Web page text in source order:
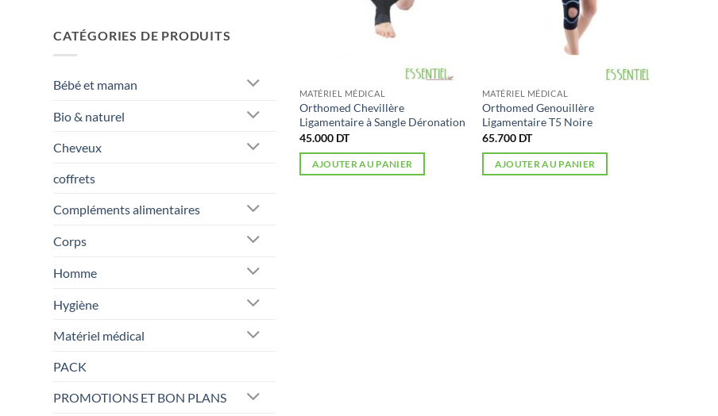
CATÉGORIES DE PRODUITS
Bébé et maman
Bio & naturel
Cheveux
coffrets
Compléments alimentaires
Corps
Homme
Hygiène
Matériel médical
PACK
PROMOTIONS ET BON PLANS
MATÉRIEL MÉDICAL
Orthomed Chevillère
Ligamentaire à Sangle Déronation
45.000 DT
AJOUTER AU PANIER
MATÉRIEL MÉDICAL
Orthomed Genouillère
Ligamentaire T5 Noire
65.700 DT
AJOUTER AU PANIER